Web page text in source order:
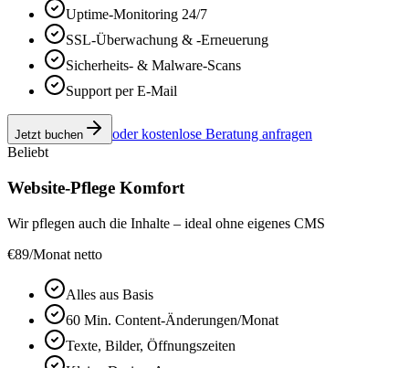
Uptime-Monitoring 24/7
SSL-Überwachung & -Erneuerung
Sicherheits- & Malware-Scans
Support per E-Mail
Jetzt buchen
oder kostenlose Beratung anfragen
Beliebt
Website-Pflege Komfort
Wir pflegen auch die Inhalte – ideal ohne eigenes CMS
€89/Monat netto
Alles aus Basis
60 Min. Content-Änderungen/Monat
Texte, Bilder, Öffnungszeiten